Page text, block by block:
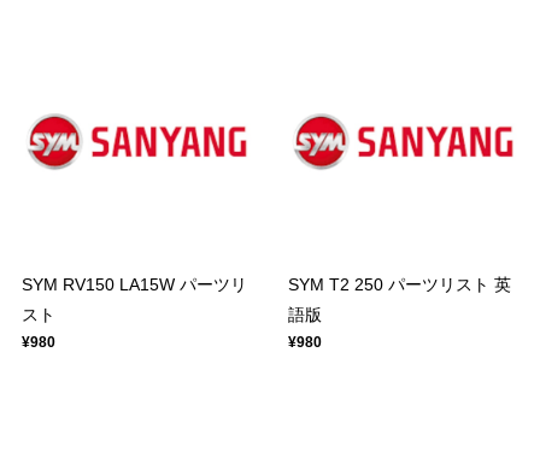
SYM RV150 LA15W パーツリ
スト
¥980
SYM T2 250 パーツリスト 英
語版
¥980